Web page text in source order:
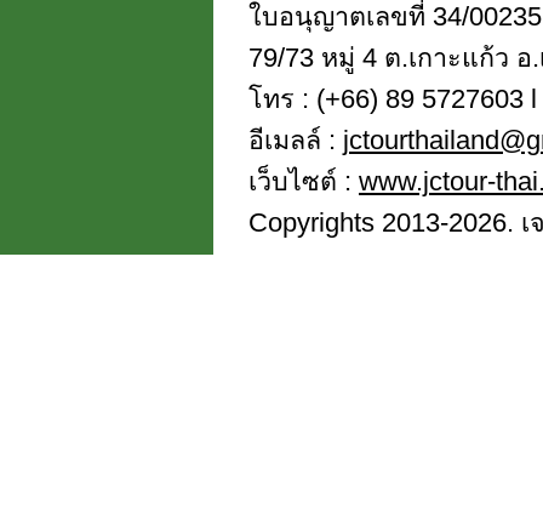
ใบอนุญาตเลขที่ 34/
79/73 หมู่ 4 ต.เกาะแก้ว อ
โทร : (+66) 89 5727603
อีเมลล์ :
เว็บไซต์ : www.jctour-
Copyrights 2013-2026.